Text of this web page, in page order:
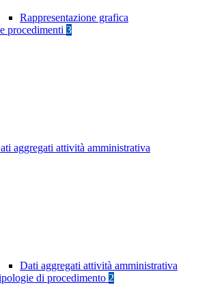
Rappresentazione grafica
procedimenti 3
aggregati attività amministrativa
Dati aggregati attività amministrativa
di procedimento 2